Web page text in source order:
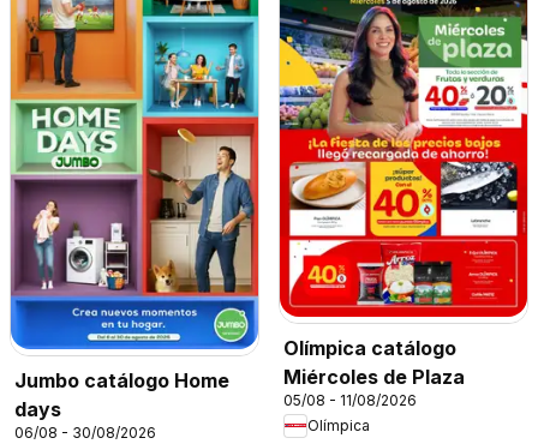
Jumbo catálogo Home
days
06/08 - 30/08/2026
Olímpica catálogo
Miércoles de Plaza
05/08 - 11/08/2026
Olímpica